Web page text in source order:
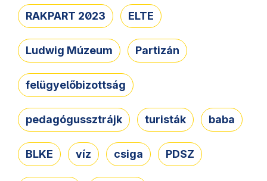
RAKPART 2023 ELTE
Ludwig Múzeum Partizán
felügyelőbizottság
pedagógussztrájk turisták baba
BLKE víz csiga PDSZ